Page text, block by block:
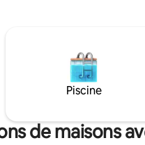
Il y a
inférieure avec
et
à écran
soi.
d'une
douche et
chambre
télévision
Piscine
de maisons